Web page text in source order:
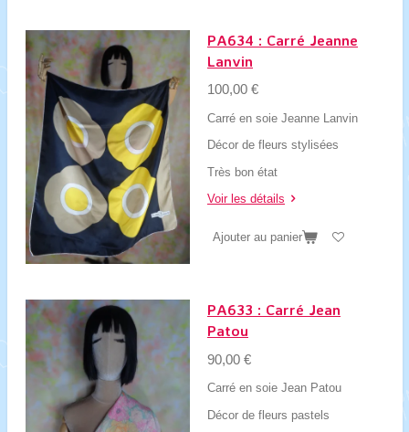
PA634 : Carré Jeanne
Lanvin
100,00 €
Carré en soie Jeanne Lanvin
Décor de fleurs stylisées
Très bon état
Voir les détails
Ajouter au panier
PA633 : Carré Jean
Patou
90,00 €
Carré en soie Jean Patou
Décor de fleurs pastels